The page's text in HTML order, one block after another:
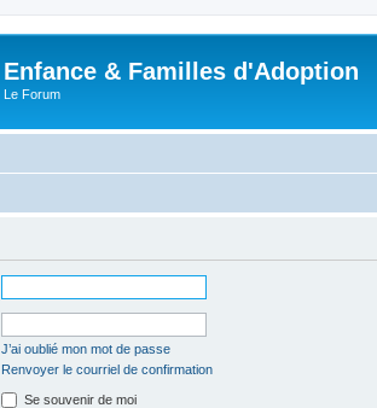
Enfance & Familles d'Adoption
Le Forum
J’ai oublié mon mot de passe
Renvoyer le courriel de confirmation
Se souvenir de moi